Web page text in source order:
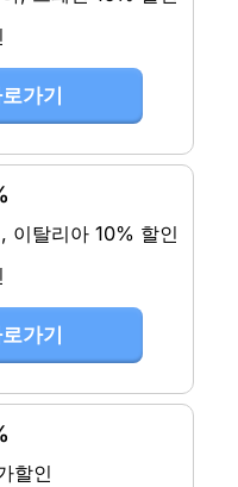
가기
이탈리아 10% 할인
가기
할인